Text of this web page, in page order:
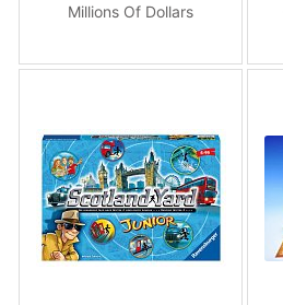
Millions Of Dollars